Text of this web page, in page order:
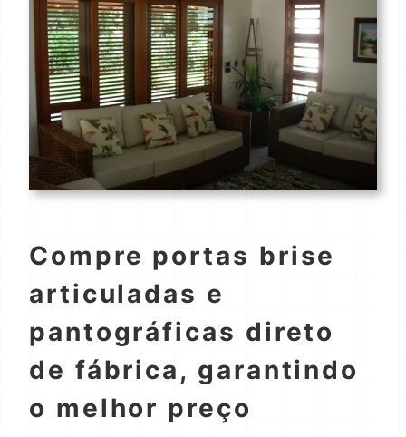
Compre portas brise
articuladas e
pantográficas direto
de fábrica, garantindo
o melhor preço